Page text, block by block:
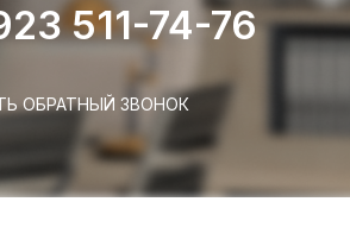
511-74-76
ОБРАТНЫЙ ЗВОНОК